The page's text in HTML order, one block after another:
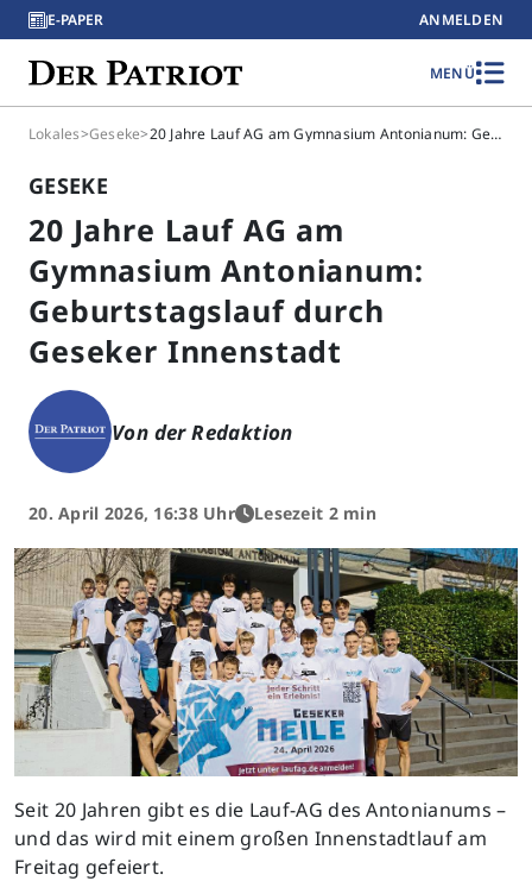
E-PAPER ANMELDEN
MENÜ
Lokales>Geseke> 20 Jahre Lauf AG am Gymnasium Antonianum: Geburtstagslauf durch Geseker Innenstadt
GESEKE
20 Jahre Lauf AG am
Gymnasium Antonianum:
Geburtstagslauf durch
Geseker Innenstadt
Von der Redaktion
20. April 2026, 16:38 Uhr Lesezeit 2 min
Seit 20 Jahren gibt es die Lauf-AG des Antonianums –
und das wird mit einem großen Innenstadtlauf am
Freitag gefeiert.